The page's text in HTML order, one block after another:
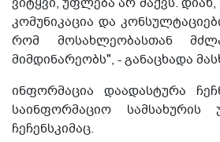
კომუნიკაცია და
რომ მოსახლეობასთან
მიმდინარეობს", - განაცხადა
ინფორმაცია დაადასტურა
საინფორმაციო
ჩეჩენსკიმაც.